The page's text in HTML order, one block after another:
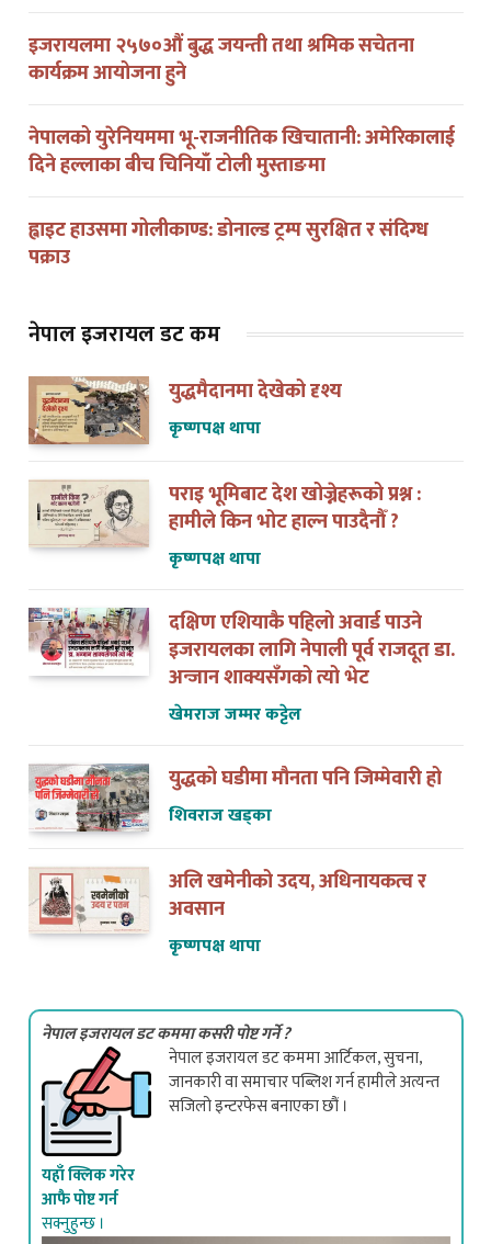
इजरायलमा २५७०औं बुद्ध जयन्ती तथा श्रमिक सचेतना
कार्यक्रम आयोजना हुने
नेपालको युरेनियममा भू-राजनीतिक खिचातानी: अमेरिकालाई
दिने हल्लाका बीच चिनियाँ टोली मुस्ताङमा
ह्वाइट हाउसमा गोलीकाण्ड: डोनाल्ड ट्रम्प सुरक्षित र संदिग्ध
पक्राउ
नेपाल इजरायल डट कम
युद्धमैदानमा देखेको दृश्य
कृष्णपक्ष थापा
पराइ भूमिबाट देश खोज्नेहरूको प्रश्न :
हामीले किन भोट हाल्न पाउदैनौँ ?
कृष्णपक्ष थापा
दक्षिण एशियाकै पहिलो अवार्ड पाउने
इजरायलका लागि नेपाली पूर्व राजदूत डा.
अन्जान शाक्यसँगको त्यो भेट
खेमराज जम्मर कट्टेल
युद्धको घडीमा मौनता पनि जिम्मेवारी हो
शिवराज खड्का
अलि खमेनीको उदय, अधिनायकत्व र
अवसान
कृष्णपक्ष थापा
नेपाल इजरायल डट कममा कसरी पोष्ट गर्ने ?
यहाँ क्लिक गरेर
आफै पोष्ट गर्न
सक्नुहुन्छ ।
नेपाल इजरायल डट कममा आर्टिकल, सुचना,
जानकारी वा समाचार पब्लिश गर्न हामीले अत्यन्त
सजिलो इन्टरफेस बनाएका छौं ।